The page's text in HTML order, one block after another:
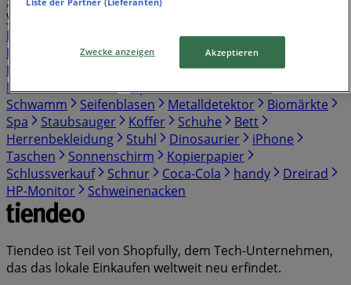
Versicherungen
Möbelhäuser
Elektromärkte Kaufhäuser
Auto,
Motorrad und Werkstatt
Discounter
Drogerien und
Parfümerie
Bücher und Schreibwaren
Reisen und Freizeit
Optiker und Hörzentren
Schwamm
Seifenblasen Metalldetektor
Biomärkte
Spa
Staubsauger Koffer Schuhe
Bett
Herrenbekleidung
Stuhl Dinosaurier
iPhone
Taschen
Sonnenschirm
Kopierpapier
Schlussverkauf
Schnur Coca-Cola handy
Dreirad
HP-Monitor
Schweinenacken
Tiendeo ist Teil von Shopfully, dem Tech-Unternehmen,
das das lokale Einkaufen weltweit neu erfindet.
Zwecke anzeigen Akzeptieren